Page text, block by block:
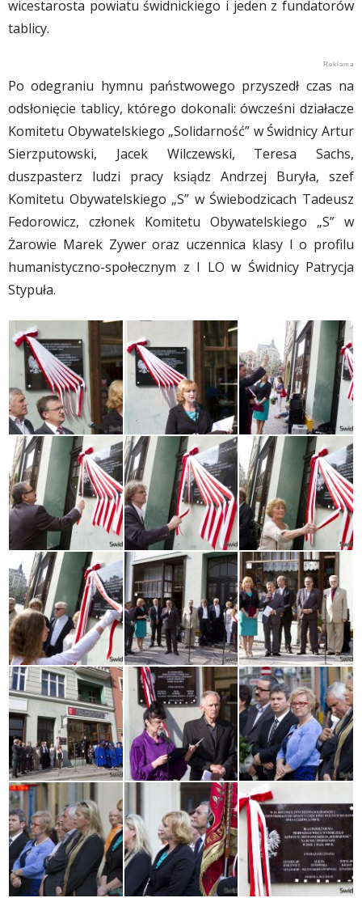
wicestarosta powiatu świdnickiego i jeden z fundatorów
tablicy.
Po odegraniu hymnu państwowego przyszedł czas na
odsłonięcie tablicy, którego dokonali: ówcześni działacze
Komitetu Obywatelskiego „Solidarność” w Świdnicy Artur
Sierzputowski, Jacek Wilczewski, Teresa Sachs,
duszpasterz ludzi pracy ksiądz Andrzej Buryła, szef
Komitetu Obywatelskiego „S” w Świebodzicach Tadeusz
Fedorowicz, członek Komitetu Obywatelskiego „S” w
Żarowie Marek Zywer oraz uczennica klasy I o profilu
humanistyczno-społecznym z I LO w Świdnicy Patrycja
Stypuła.